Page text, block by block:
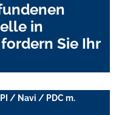
in
Sie Ihr
/ Navi / PDC m.